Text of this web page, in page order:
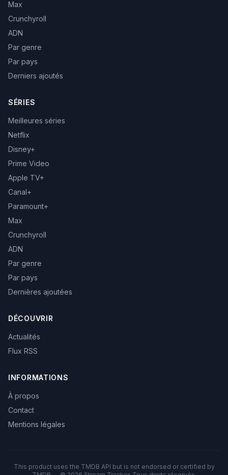
Max
Crunchyroll
ADN
Par genre
Par pays
Derniers ajoutés
SÉRIES
Meilleures séries
Netflix
Disney+
Prime Video
Apple TV+
Canal+
Paramount+
Max
Crunchyroll
ADN
Par genre
Par pays
Dernières ajoutées
DÉCOUVRIR
Actualités
Flux RSS
INFORMATIONS
À propos
Contact
Mentions légales
This product uses the TMDB API but is not endorsed or certified by